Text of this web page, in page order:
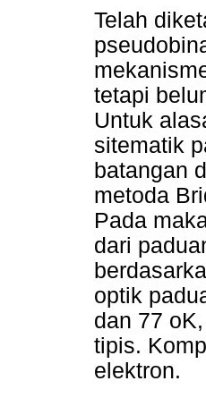
Telah
tetapi
Untuk
sitematik
batangan
metoda
Pada
dari
optik
dan 77
tipis.
elektron.